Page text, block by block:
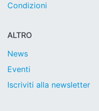
Condizioni
ALTRO
News
Eventi
Iscriviti alla newsletter